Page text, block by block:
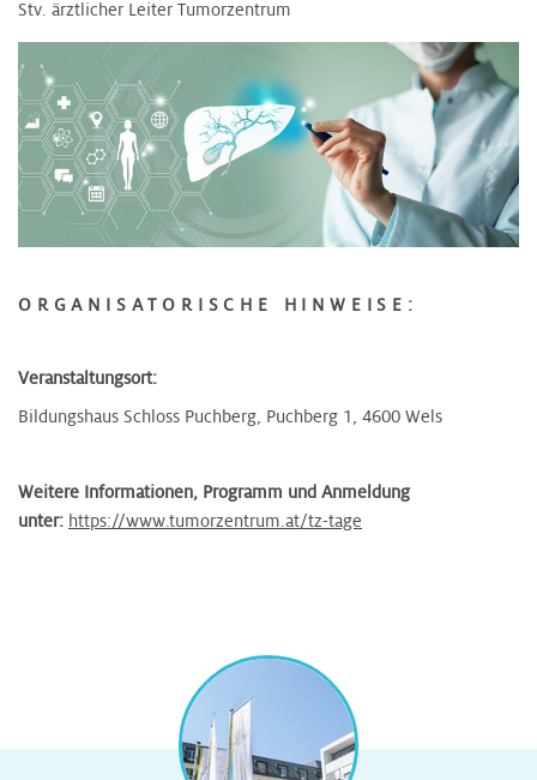
Stv. ärztlicher Leiter Tumorzentrum
ORGANISATORISCHE HINWEISE:
Veranstaltungsort:
Bildungshaus Schloss Puchberg, Puchberg 1, 4600 Wels
Weitere Informationen, Programm und Anmeldung
unter: https://www.tumorzentrum.at/tz-tage